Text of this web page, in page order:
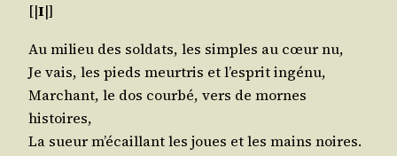
[|I|]
Au milieu des sol­dats, les simples au cœur nu,
Je vais, les pieds meur­tris et l’es­prit ingénu,
Mar­chant, le dos cour­bé, vers de mornes
histoires,
La sueur m’é­caillant les joues et les mains noires.